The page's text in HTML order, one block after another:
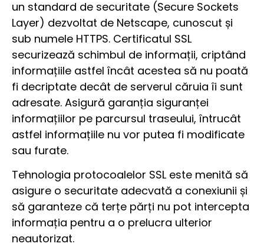
un standard de securitate (Secure Sockets
Layer) dezvoltat de Netscape, cunoscut și
sub numele HTTPS. Certificatul SSL
securizează schimbul de informații, criptând
informațiile astfel încât acestea să nu poată
fi decriptate decât de serverul căruia îi sunt
adresate. Asigură garanția siguranței
informațiilor pe parcursul traseului, întrucât
astfel informațiile nu vor putea fi modificate
sau furate.
Tehnologia protocoalelor SSL este menită să
asigure o securitate adecvată a conexiunii și
să garanteze că terțe părți nu pot intercepta
informația pentru a o prelucra ulterior
neautorizat.